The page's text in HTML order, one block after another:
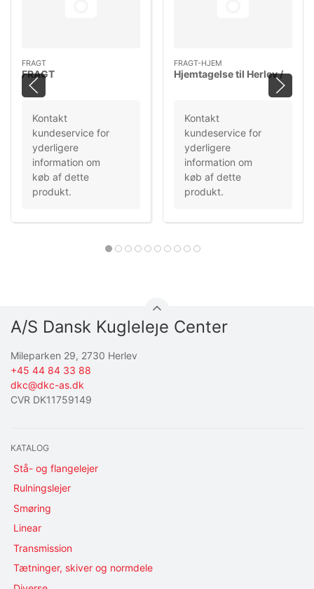
FRAGT
FRAGT
Kontakt
kundeservice for
yderligere
information om
køb af dette
produkt.
FRAGT-HJEM
Hjemtagelse til Herlev /
Kontakt
kundeservice for
yderligere
information om
køb af dette
produkt.
A/S Dansk Kugleleje Center
Mileparken 29, 2730 Herlev
+45 44 84 33 88
dkc@dkc-as.dk
CVR DK11759149
KATALOG
Stå- og flangelejer
Rulningslejer
Smøring
Linear
Transmission
Tætninger, skiver og normdele